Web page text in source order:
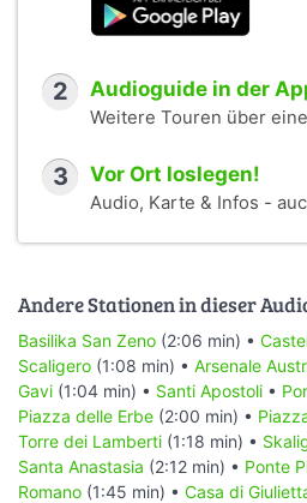
2 Audioguide in der
Weitere Touren über
3 Vor Ort loslegen!
Audio, Karte & Infos -
Andere Stationen in dieser
Basilika San Zeno (2:06 min) •
Scaligero (1:08 min) • Arsenale
Gavi (1:04 min) • Santi Apostoli •
Piazza delle Erbe (2:00 min) •
Torre dei Lamberti (1:18 min) •
Santa Anastasia (2:12 min) • Ponte
Romano (1:45 min) • Casa di